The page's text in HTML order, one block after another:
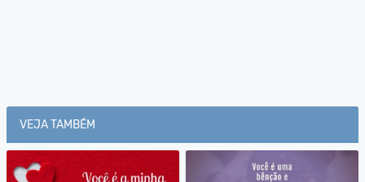
VEJA TAMBÉM